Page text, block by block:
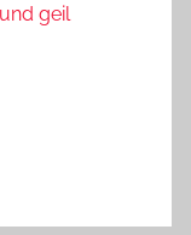
geil